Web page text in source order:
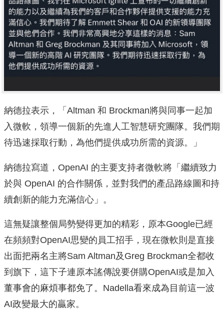
入微軟，領導一個新的先進人工智慧研究團隊。我們期
待迅速採取行動，為他們提供成功所需的資源。」
於與 OpenAI 的合作關係，並對我們的產品路線圖和持
續創新的能力充滿信心」。
在頻頻對OpenAI思變的員工招手，現在微軟則是直接
出面把兩名主將Sam Altman及Greg Brockman全都收
到旗下，這下子連原本謠傳說要併購OpenAI或是加入
董事會的麻煩事都免了。Nadella看來成為目前這一波
AI政變最大的贏家。